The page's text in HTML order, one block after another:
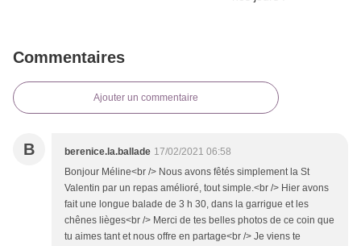
Commentaires
Ajouter un commentaire
B berenice.la.ballade 17/02/2021 06:58
Bonjour Méline<br /> Nous avons fêtés simplement la St
Valentin par un repas amélioré, tout simple.<br /> Hier avons
fait une longue balade de 3 h 30, dans la garrigue et les
chênes lièges<br /> Merci de tes belles photos de ce coin que
tu aimes tant et nous offre en partage<br /> Je viens te